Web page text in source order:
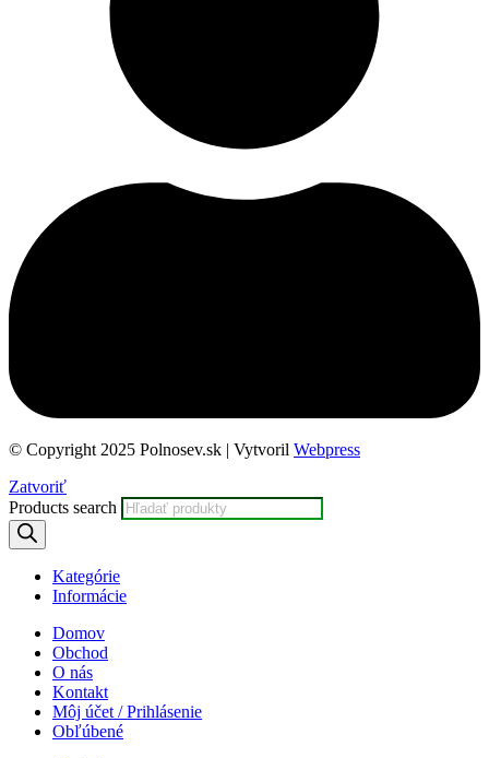
© Copyright 2025 Polnosev.sk | Vytvoril Webpress
Zatvoriť
Products search
Kategórie
Informácie
Domov
Obchod
O nás
Kontakt
Môj účet / Prihlásenie
Obľúbené